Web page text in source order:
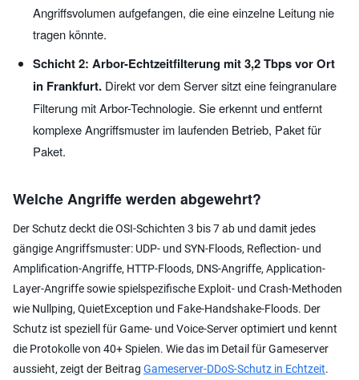
Angriffsvolumen aufgefangen, die eine einzelne Leitung nie
tragen könnte.
Schicht 2: Arbor-Echtzeitfilterung mit 3,2 Tbps vor Ort
in Frankfurt. Direkt vor dem Server sitzt eine feingranulare
Filterung mit Arbor-Technologie. Sie erkennt und entfernt
komplexe Angriffsmuster im laufenden Betrieb, Paket für
Paket.
Welche Angriffe werden abgewehrt?
Der Schutz deckt die OSI-Schichten 3 bis 7 ab und damit jedes
gängige Angriffsmuster: UDP- und SYN-Floods, Reflection- und
Amplification-Angriffe, HTTP-Floods, DNS-Angriffe, Application-
Layer-Angriffe sowie spielspezifische Exploit- und Crash-Methoden
wie Nullping, QuietException und Fake-Handshake-Floods. Der
Schutz ist speziell für Game- und Voice-Server optimiert und kennt
die Protokolle von 40+ Spielen. Wie das im Detail für Gameserver
aussieht, zeigt der Beitrag Gameserver-DDoS-Schutz in Echtzeit.